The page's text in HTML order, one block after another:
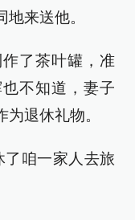
来送他。
了茶叶罐，准
不知道，妻子
退休礼物。
了咱一家人去旅